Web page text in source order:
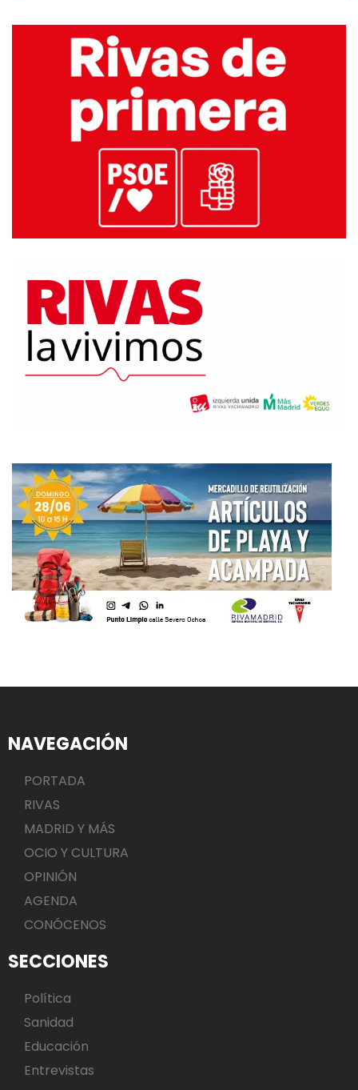
NAVEGACIÓN
PORTADA
RIVAS
MADRID Y MÁS
OCIO Y CULTURA
OPINIÓN
AGENDA
CONÓCENOS
SECCIONES
Política
Sanidad
Educación
Entrevistas